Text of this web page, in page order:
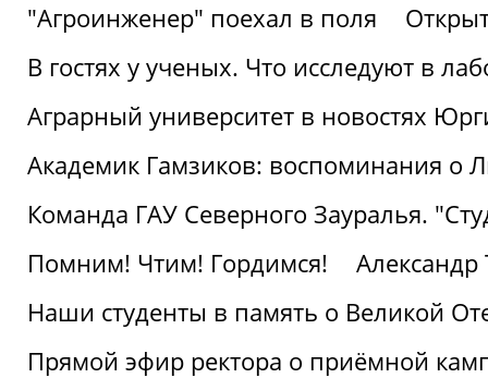
"Агроинженер" поехал в поля
В гостях у ученых. Что исследуют в
Аграрный университет в новостях
Академик Гамзиков: воспоминания о
Команда ГАУ Северного Зауралья.
Помним! Чтим! Гордимся!
Наши студенты в память о Великой
Прямой эфир ректора о приёмной